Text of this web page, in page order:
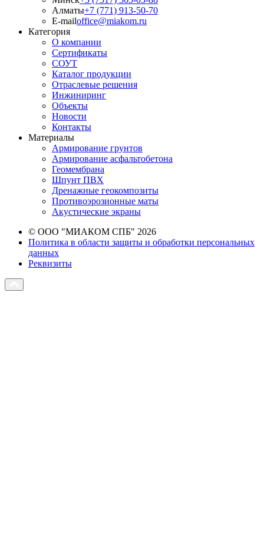
Алматы+7 (771) 913-50-70
E-mailoffice@miakom.ru
Категория
О компании
Сертификаты
СОУТ
Каталог продукции
Отраслевые решения
Инжиниринг
Объекты
Новости
Контакты
Материалы
Армирование грунтов
Армирование асфальтобетона
Геомембрана
Шпунт ПВХ
Дренажные геокомпозиты
Противоэрозионные маты
Акустические экраны
© ООО "МИАКОМ СПБ" 2026
Политика в области защиты и обработки персональных
данных
Реквизиты